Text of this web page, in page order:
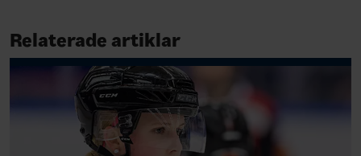
Relaterade artiklar